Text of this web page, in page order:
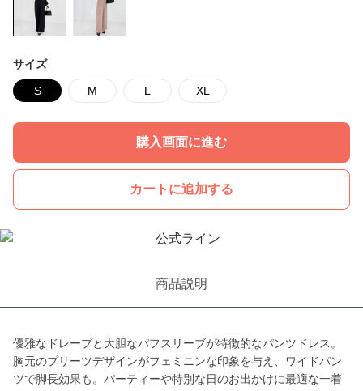
サイズ
S M L XL
購入画面に進む
カートに追加する
商品説明
優雅なドレープと大胆なパフスリーブが特徴的なパンツドレス。
胸元のプリーツデザインがフェミニンな印象を与え、ワイドパン
ツで脚長効果も。パーティーや特別な日のお出かけに最適な一着